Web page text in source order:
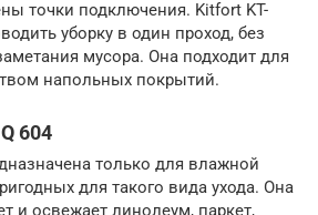
точки подключения. Kitfort KT-
уборку в один проход, без
мусора. Она подходит для
напольных покрытий.
604
только для влажной
для такого вида ухода. Она
и освежает линолеум, паркет,